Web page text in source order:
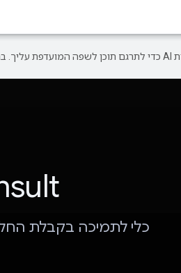
כלי לתמיכה בקבלת